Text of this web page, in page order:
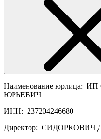
Наименование юрлица: ИП
ЮРЬЕВИЧ
ИНН: 237204246680
Директор: СИДОРКОВИЧ